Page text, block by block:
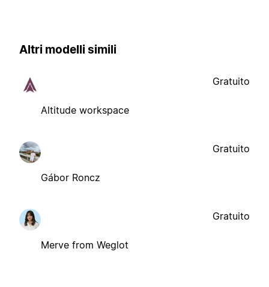
Altri modelli simili
Altitude workspace
Gratuito
Gábor Roncz
Gratuito
Merve from Weglot
Gratuito